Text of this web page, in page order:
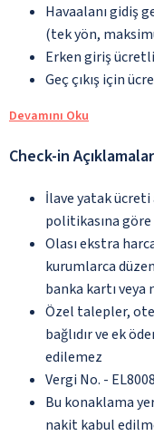
Havaalanı gidiş
(tek yön,
Erken giriş
Geç çıkış için
Devamını Oku
Check-in
İlave yatak
politikasına
Olası ekstra
kurumlarca
banka kartı
Özel talepler,
bağlıdır ve ek
edilemez
Vergi No. -
Bu konaklama
nakit kabul